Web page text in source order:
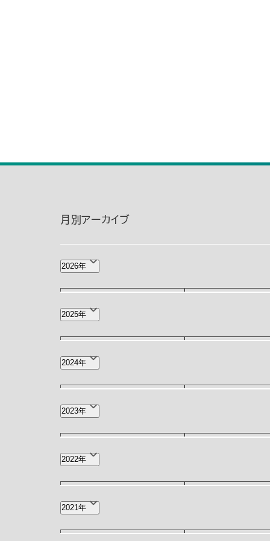
月別アーカイブ
2026年
8月(151)
2025年
12月(175)
2月(72) 1月
2024年
12月(130)
2月(20) 1月(28)
2023年
12月(28)
2月(17) 1月(25)
2022年
12月(28)
2021年